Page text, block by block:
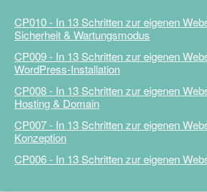
CP010 - In 13 Schritten zur eigenen
Sicherheit & Wartungsmodus
CP009 - In 13 Schritten zur eigenen
WordPress-Installation
CP008 - In 13 Schritten zur eigenen
Hosting & Domain
CP007 - In 13 Schritten zur eigenen
Konzeption
CP006 - In 13 Schritten zur eigenen